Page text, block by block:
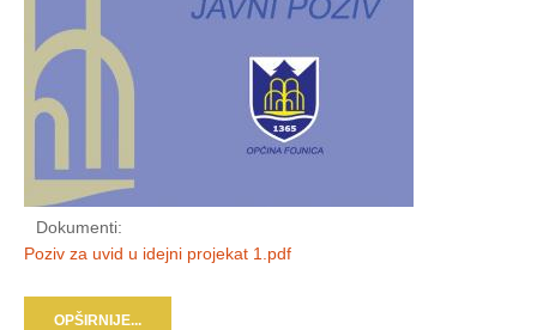
Dokumenti:
Poziv za uvid u idejni projekat 1.pdf
OPŠIRNIJE...